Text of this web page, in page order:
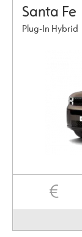
Santa Fe
Plug-In Hybrid